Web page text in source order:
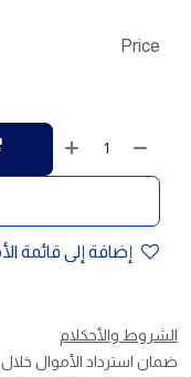
إضافة إلى قائمة
Price
الشروط والأحكلام
ضمان استرداد الأموال خلال 30 يوم